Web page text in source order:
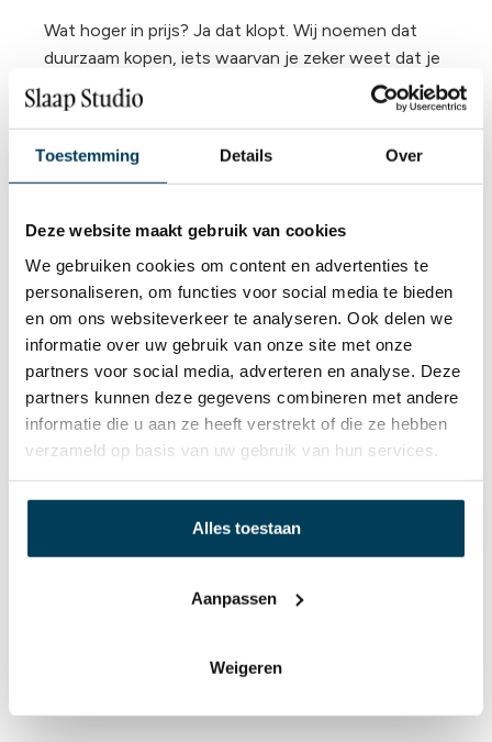
Toestemming Details Over
Deze website maakt gebruik van cookies
We gebruiken cookies om content en advertenties te
personaliseren, om functies voor social media te bieden
en om ons websiteverkeer te analyseren. Ook delen we
informatie over uw gebruik van onze site met onze
partners voor social media, adverteren en analyse. Deze
partners kunnen deze gegevens combineren met andere
informatie die u aan ze heeft verstrekt of die ze hebben
verzameld op basis van uw gebruik van hun services.
Alles toestaan
Aanpassen
Weigeren
Wat hoger in prijs? Ja dat klopt. Wij noemen dat
duurzaam kopen, iets waarvan je zeker weet dat je
er lang van kan gaan genieten.
Een zware en dikke kwaliteit
Altijd de juiste pasvorm
Kreukels zijn verleden tijd
De beste prijs voor de mooiste kwaliteit
Sterke rondom elastische band
Duurzaam
Voor (split) toppers, matrassen en extra dikke
matrassen
Voelt zacht en aangenaam
Pilling vrij
97 % gekamd mako katoen en 3 % elasthan
Verrijkt met Aloe Vera en Arganolie
Wat is een getwijnd hoeslaken?
Een getwijnd hoeslaken wil zeggen dat er
gedraaid. Hierdoor wordt het Bella Donna jersey
langer meegaat. Een duurzaam hoeslaken dus.